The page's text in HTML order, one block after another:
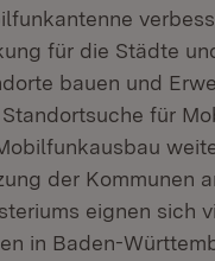
für die Städte
bauen und
für
der Kommunen
eignen sich
in Baden-